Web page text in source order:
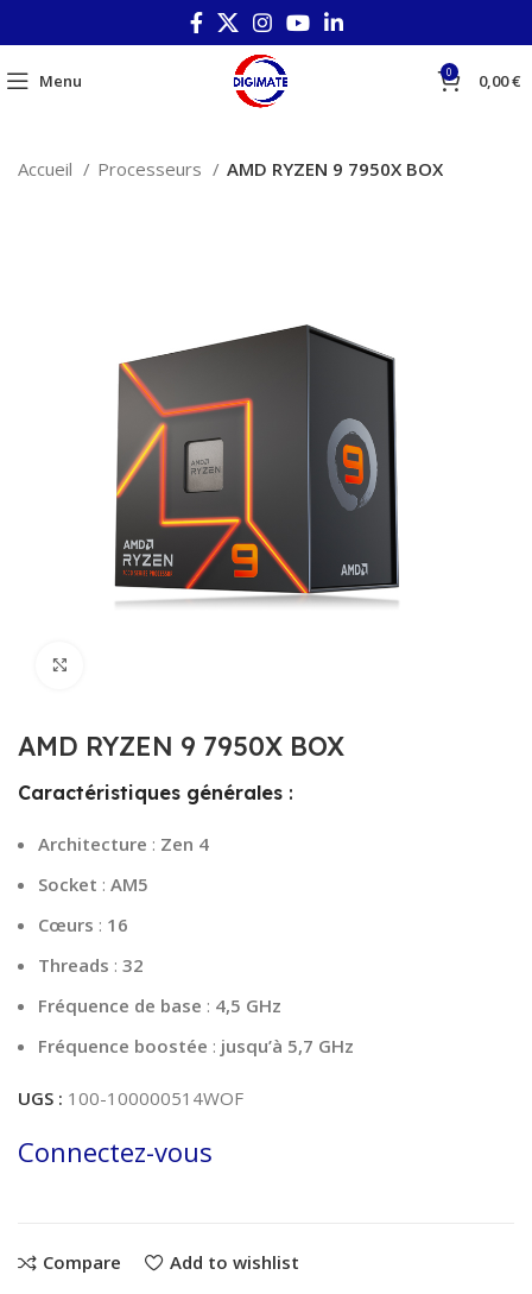
Menu 0 0,00€
Accueil Processeurs AMD RYZEN 9 7950X BOX
AMD RYZEN 9 7950X BOX
Caractéristiques générales :
Architecture : Zen 4
Socket : AM5
Cœurs : 16
Threads : 32
Fréquence de base : 4,5 GHz
Fréquence boostée : jusqu’à 5,7 GHz
UGS : 100-100000514WOF
Connectez-vous
Compare Add to wishlist